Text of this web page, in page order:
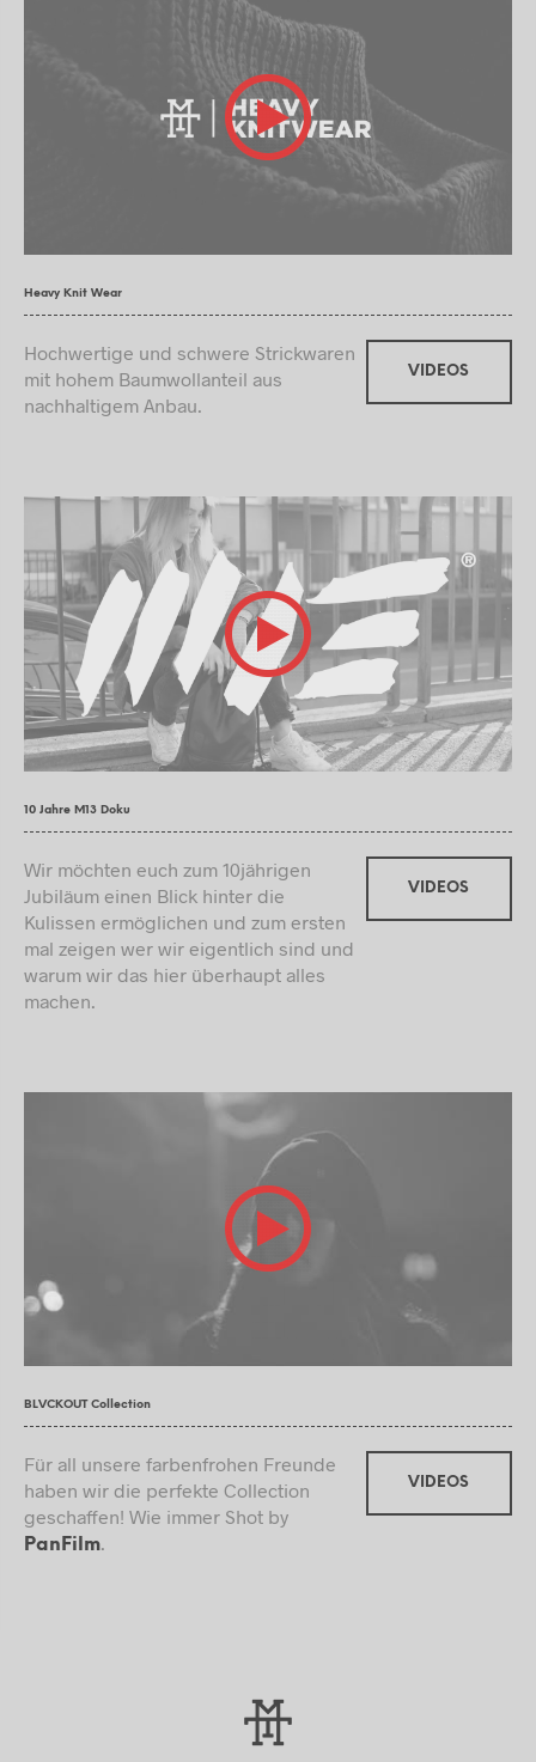
Heavy Knit Wear
Hochwertige und schwere Strickwaren
mit hohem Baumwollanteil aus
nachhaltigem Anbau.
VIDEOS
10 Jahre M13 Doku
Wir möchten euch zum 10jährigen
Jubiläum einen Blick hinter die
Kulissen ermöglichen und zum ersten
mal zeigen wer wir eigentlich sind und
warum wir das hier überhaupt alles
machen.
VIDEOS
BLVCKOUT Collection
Für all unsere farbenfrohen Freunde
haben wir die perfekte Collection
geschaffen! Wie immer Shot by
PanFilm.
VIDEOS